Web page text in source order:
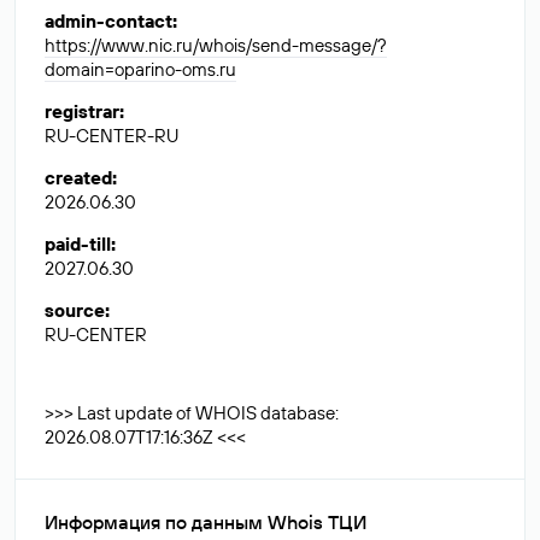
admin-contact:
https://www.nic.ru/whois/send-message/?
domain=oparino-oms.ru
registrar:
RU-CENTER-RU
created:
2026.06.30
paid-till:
2027.06.30
source:
RU-CENTER
>>> Last update of WHOIS database:
2026.08.07T17:16:36Z <<<
Информация по данным Whois ТЦИ